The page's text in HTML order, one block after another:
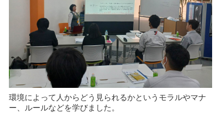
環境によって人からどう見られるかというモラルやマナ
ー、ルールなどを学びました。